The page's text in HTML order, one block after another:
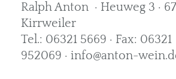
Ralph Anton · Heuweg 3 ·
Kirrweiler
Tel.: 06321 5669 · Fax: 06321
952069 · info@anton-